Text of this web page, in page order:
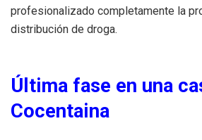
profesionalizado completamente la
distribución de droga.
Última fase en una
Cocentaina